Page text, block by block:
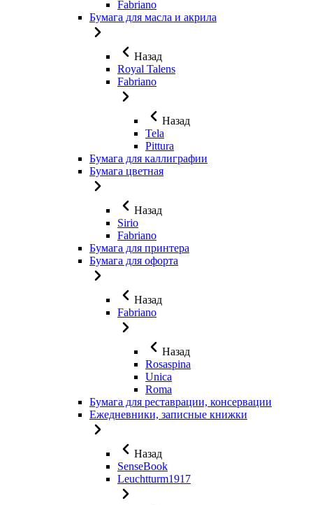
Fabriano
Бумага для масла и акрила
Назад
Royal Talens
Fabriano
Назад
Tela
Pittura
Бумага для каллиграфии
Бумага цветная
Назад
Sirio
Fabriano
Бумага для принтера
Бумага для офорта
Назад
Fabriano
Назад
Rosaspina
Unica
Roma
Бумага для реставрации, консервации
Ежедневники, записные книжки
Назад
SenseBook
Leuchtturm1917